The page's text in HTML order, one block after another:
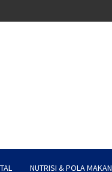
NUTRISI & POLA MAKAN